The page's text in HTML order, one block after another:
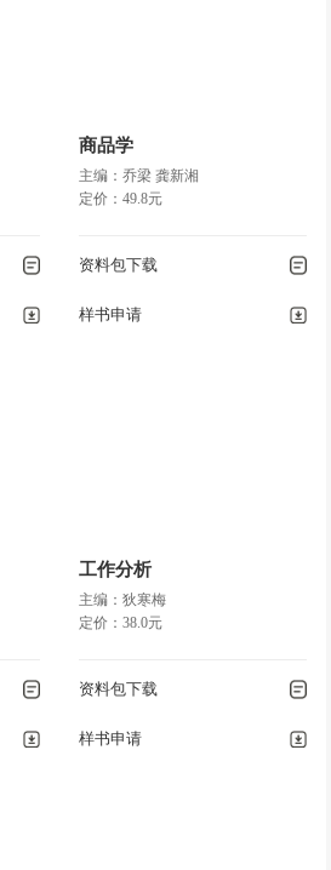
商品学
主编：乔梁 龚新湘
定价：49.8元
资料包下载
样书申请
工作分析
主编：狄寒梅
定价：38.0元
资料包下载
样书申请